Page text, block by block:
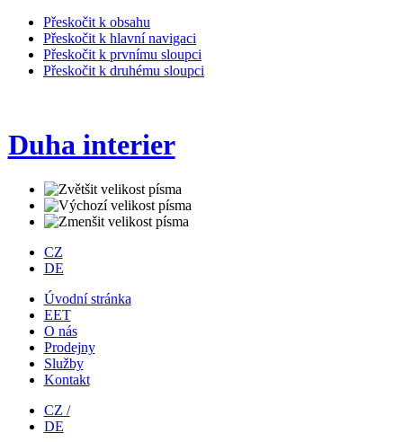
Přeskočit k obsahu
Přeskočit k hlavní navigaci
Přeskočit k prvnímu sloupci
Přeskočit k druhému sloupci
Duha interier
CZ
DE
Úvodní stránka
EET
O nás
Prodejny
Služby
Kontakt
CZ /
DE